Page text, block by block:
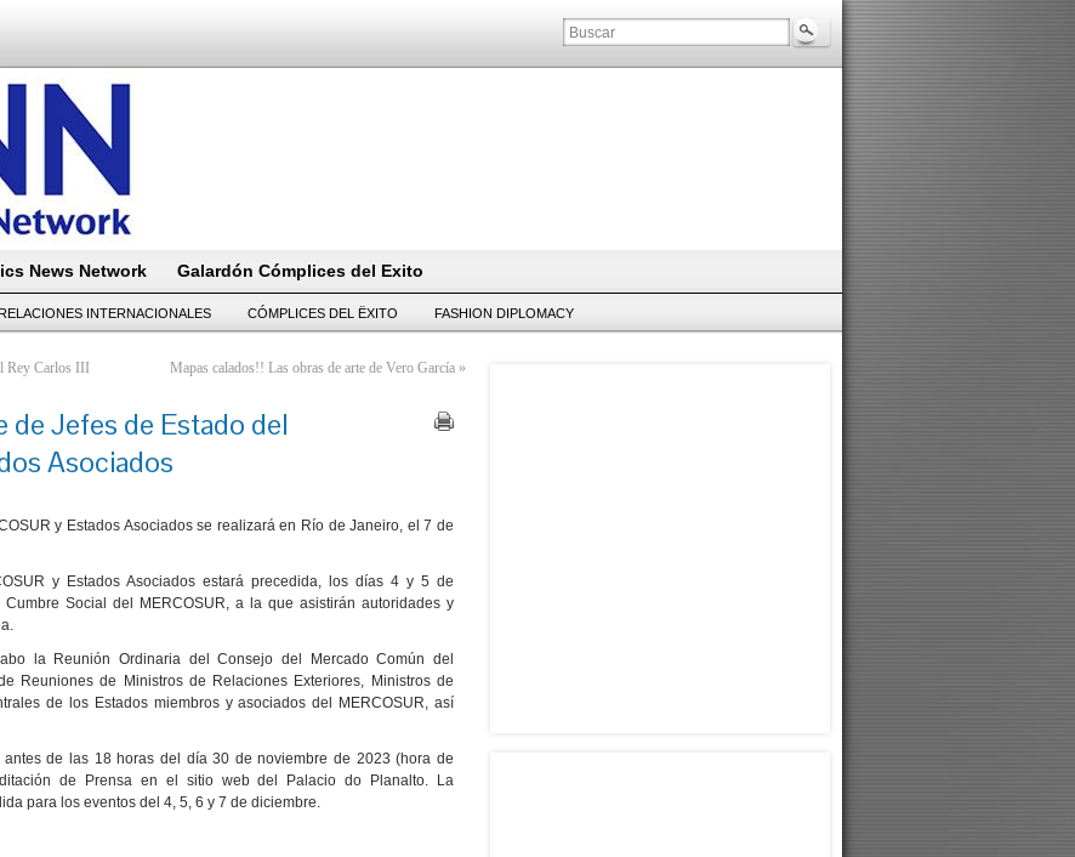
News Network Galardón Cómplices del Exito
INTERNACIONALES CÓMPLICES DEL ËXITO FASHION DIPLOMACY
Rey Carlos III Mapas calados!! Las obras de arte de Vero García »
de Jefes de Estado del
Asociados
y Estados Asociados se realizará en Río de Janeiro, el 7 de
y Estados Asociados estará precedida, los días 4 y 5 de
Social del MERCOSUR, a la que asistirán autoridades y
la Reunión Ordinaria del Consejo del Mercado Común del
Reuniones de Ministros de Relaciones Exteriores, Ministros de
de los Estados miembros y asociados del MERCOSUR, así
de las 18 horas del día 30 de noviembre de 2023 (hora de
de Prensa en el sitio web del Palacio do Planalto. La
para los eventos del 4, 5, 6 y 7 de diciembre.